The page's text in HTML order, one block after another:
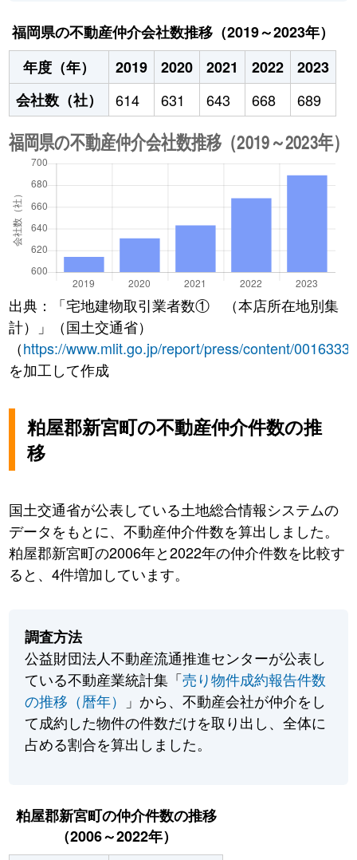
福岡県の不動産仲介会社数推移（2019～2023年）
年度（年）
2019 2020 2021 2022
2023
会社数（社）
614 631 643 668 689
出典：「宅地建物取引業者数① （本店所在地別集
計）」（国土交通省）
（https://www.mlit.go.jp/report/press/content/
を加工して作成
粕屋郡新宮町の不動産仲介件数の推
移
国土交通省が公表している土地総合情報システムの
データをもとに、不動産仲介件数を算出しました。
粕屋郡新宮町の2006年と2022年の仲介件数を比較す
ると、4件増加しています。
調査方法
公益財団法人不動産流通推進センターが公表し
ている不動産業統計集「売り物件成約報告件数
の推移（暦年）
」から、不動産会社が仲介をし
て成約した物件の件数だけを取り出し、全体に
占める割合を算出しました。
粕屋郡新宮町の仲介件数の推移
（2006～2022年）